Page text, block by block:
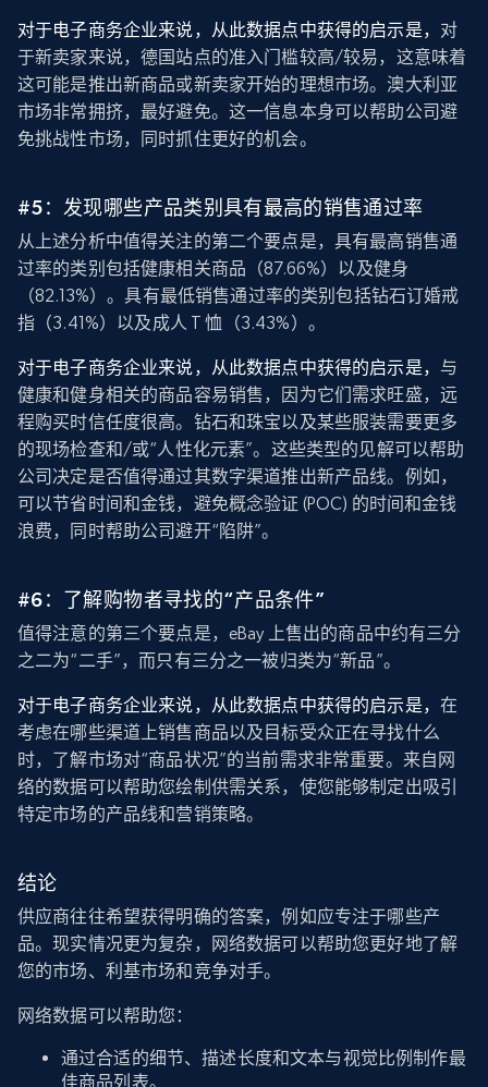
对于电子商务企业来说，从此数据点中获得的启示是， 对
于新卖家来说，德国站点的准入门槛较高/较易，这意味着
这可能是推出新商品或新卖家开始的理想市场。澳大利亚
市场非常拥挤，最好避免。这一信息本身可以帮助公司避
免挑战性市场，同时抓住更好的机会。
#5：发现哪些产品类别具有最高的销售通过率
从上述分析中值得关注的第二个要点是，具有最高销售通
过率的类别包括健康相关商品（87.66%）以及健身
（82.13%）。具有最低销售通过率的类别包括钻石订婚戒
指（3.41%）以及成人 T 恤（3.43%）。
对于电子商务企业来说，从此数据点中获得的启示是， 与
健康和健身相关的商品容易销售，因为它们需求旺盛，远
程购买时信任度很高。钻石和珠宝以及某些服装需要更多
的现场检查和/或“人性化元素”。这些类型的见解可以帮助
公司决定是否值得通过其数字渠道推出新产品线。例如，
可以节省时间和金钱，避免概念验证 (POC) 的时间和金钱
浪费，同时帮助公司避开“陷阱”。
#6：了解购物者寻找的“产品条件”
值得注意的第三个要点是，eBay 上售出的商品中约有三分
之二为“二手”，而只有三分之一被归类为“新品”。
对于电子商务企业来说，从此数据点中获得的启示是， 在
考虑在哪些渠道上销售商品以及目标受众正在寻找什么
时，了解市场对“商品状况”的当前需求非常重要。来自网
络的数据可以帮助您绘制供需关系，使您能够制定出吸引
特定市场的产品线和营销策略。
结论
供应商往往希望获得明确的答案，例如应专注于哪些产
品。现实情况更为复杂，网络数据可以帮助您更好地了解
您的市场、利基市场和竞争对手。
网络数据可以帮助您：
通过合适的细节、描述长度和文本与视觉比例制作最
佳商品列表。